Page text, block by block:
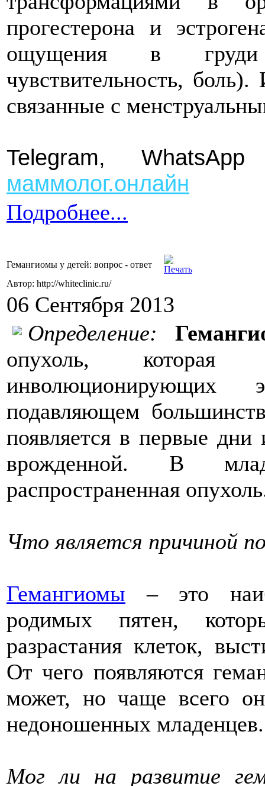
прогестерона и
ощущения в груди
чувствительность,
связанные с
Telegram,
маммолог.онлайн
Подробнее...
Гемангиомы у детей: вопрос - ответ
Автор: http://whiteclinic.ru/
06 Сентября 2013
Определение:
опухоль, которая
инволюционирующих
подавляющем
появляется в первые
врожденной. В
распространенная
Что является причиной
Гемангиомы – это
родимых пятен,
разрастания клеток,
От чего появляются
может, но чаще всего
недоношенных младенцев.
Мог ли на развитие